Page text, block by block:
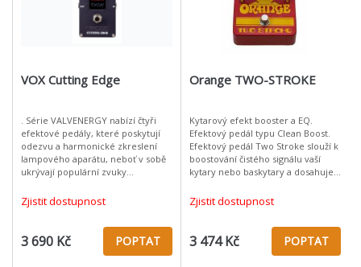
VOX Cutting Edge
. Série VALVENERGY nabízí čtyři
efektové pedály, které poskytují
odezvu a harmonické zkreslení
lampového aparátu, neboť v sobě
ukrývají populární zvuky
vyvíjí tradiční lampové aparáty s
kon
Zjistit dostupnost
3 690 Kč POPTAT
Orange TWO-STROKE
Kytarový efekt booster a EQ.
Efektový pedál typu Clean Boost.
Efektový pedál Two Stroke slouží k
boostování čistého signálu vaší
kytary nebo baskytary a dosahuje
hlavně s použitím lampových a
Zjistit dostupnost
3 474 Kč POPTAT